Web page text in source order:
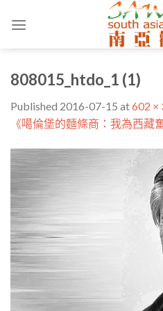
808015_htdo_1 (1)
Published 2016-07-15 at602 ×
《噶倫堡的麵條商：我為西藏